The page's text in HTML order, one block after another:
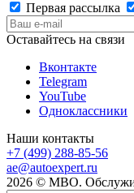
Первая рассылка
Оставайтесь на связи
Вконтакте
Telegram
YouTube
Одноклассники
Наши контакты
+7 (499) 288-85-56
ae@autoexpert.ru
2026 © МВО.